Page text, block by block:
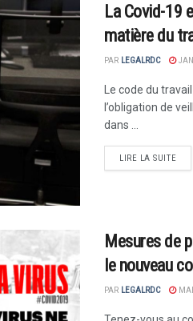
La Covid-19
matière du
PAR LEGALRDC
Le code du
l’obligation de
dans ...
LIRE LA SUITE
Mesures de
le nouveau
PAR LEGALRDC